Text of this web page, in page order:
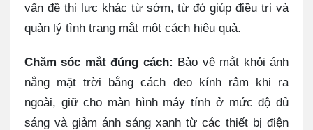
vấn đề thị lực khác từ sớm, từ đó giúp điều trị và
quản lý tình trạng mắt một cách hiệu quả.
Chăm sóc mắt đúng cách: Bảo vệ mắt khỏi ánh
nắng mặt trời bằng cách đeo kính râm khi ra
ngoài, giữ cho màn hình máy tính ở mức độ đủ
sáng và giảm ánh sáng xanh từ các thiết bị điện